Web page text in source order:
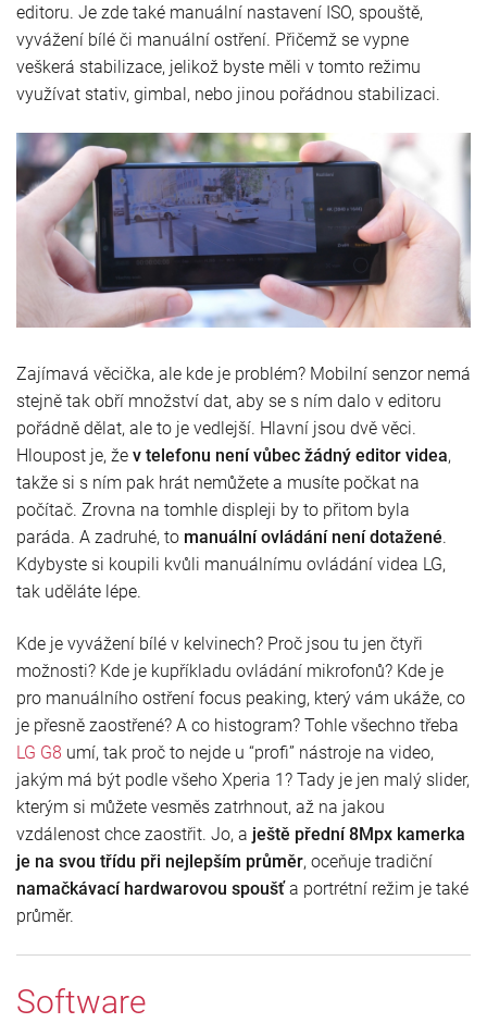
editoru. Je zde také manuální nastavení ISO, spouště,
vyvážení bílé či manuální ostření. Přičemž se vypne
veškerá stabilizace, jelikož byste měli v tomto režimu
využívat stativ, gimbal, nebo jinou pořádnou stabilizaci.
Zajímavá věcička, ale kde je problém? Mobilní senzor nemá
stejně tak obří množství dat, aby se s ním dalo v editoru
pořádně dělat, ale to je vedlejší. Hlavní jsou dvě věci.
Hloupost je, že v telefonu není vůbec žádný editor videa,
takže si s ním pak hrát nemůžete a musíte počkat na
počítač. Zrovna na tomhle displeji by to přitom byla
paráda. A zadruhé, to manuální ovládání není dotažené.
Kdybyste si koupili kvůli manuálnímu ovládání videa LG,
tak uděláte lépe.
Kde je vyvážení bílé v kelvinech? Proč jsou tu jen čtyři
možnosti? Kde je kupříkladu ovládání mikrofonů? Kde je
pro manuálního ostření focus peaking, který vám ukáže, co
je přesně zaostřené? A co histogram? Tohle všechno třeba
LG G8 umí, tak proč to nejde u “profi” nástroje na video,
jakým má být podle všeho Xperia 1? Tady je jen malý slider,
kterým si můžete vesměs zatrhnout, až na jakou
vzdálenost chce zaostřit. Jo, a ještě přední 8Mpx kamerka
je na svou třídu při nejlepším průměr, oceňuje tradiční
namačkávací hardwarovou spoušťa portrétní režim je také
průměr.
Software